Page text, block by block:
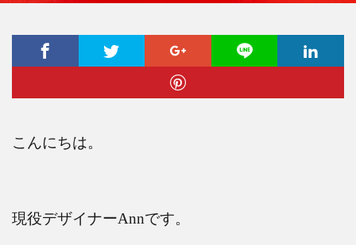
こんにちは。
現役デザイナーAnnです。